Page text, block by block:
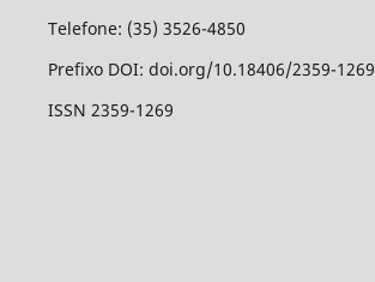
Telefone: (35) 3526-4850
Prefixo DOI: doi.org/10.18406/2359-1269
ISSN 2359-1269